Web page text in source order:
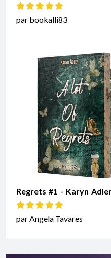
Note5sur 5
par bookalli83
Regrets #1 - Karyn
Note5sur 5
par Angela Tavares